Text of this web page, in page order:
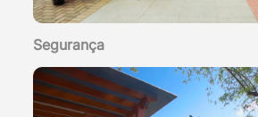
Segurança